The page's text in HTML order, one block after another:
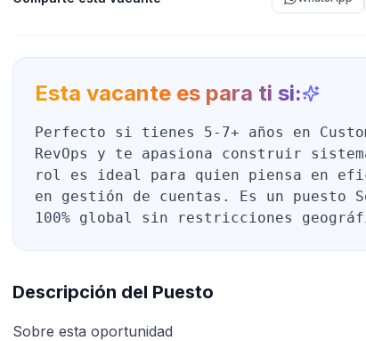
Esta vacante es para ti si:
Perfecto si tienes 5-7+ años en
RevOps y te apasiona construir
rol es ideal para quien piensa en
en gestión de cuentas. Es un puesto
100% global sin restricciones
Descripción del Puesto
Sobre esta oportunidad